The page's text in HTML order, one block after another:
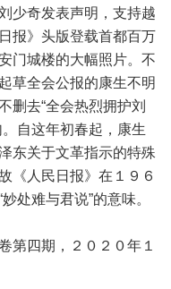
少奇发表声明，支持越
报》头版登载首都百万
门城楼的大幅照片。不
草全会公报的康生不明
删去“全会热烈拥护刘
自这年初春起，康生
东关于文革指示的特殊
《人民日报》在１９６
处难与君说”的意味。
第四期，２０２０年１